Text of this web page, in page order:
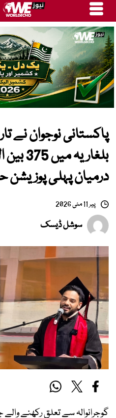
پاکستانی نوجوان نے
درمیان پہلی پوزیشن
پیر 11 مئی 2026
سوشل ڈیسک
گوجرانوالہ سے تعلق رکھنے